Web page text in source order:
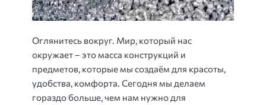
Оглянитесь вокруг. Мир, который нас
окружает – это масса конструкций и
предметов, которые мы создаём для красоты,
удобства, комфорта. Сегодня мы делаем
гораздо больше, чем нам нужно для